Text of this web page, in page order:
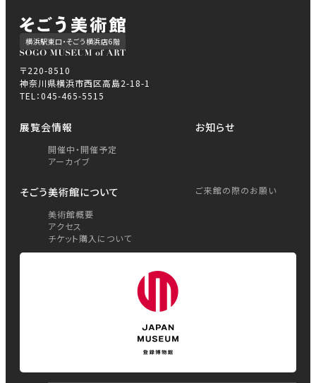
横浜駅東口・そごう横浜店6階
〒220-8510
神奈川県横浜市西区高島2-18-1
TEL：045-465-5515
展覧会情報
開催中・開催予定
アーカイブ
お知らせ
そごう美術館について
美術館概要
アクセス
チケット購入について
ご来館の際のお願い